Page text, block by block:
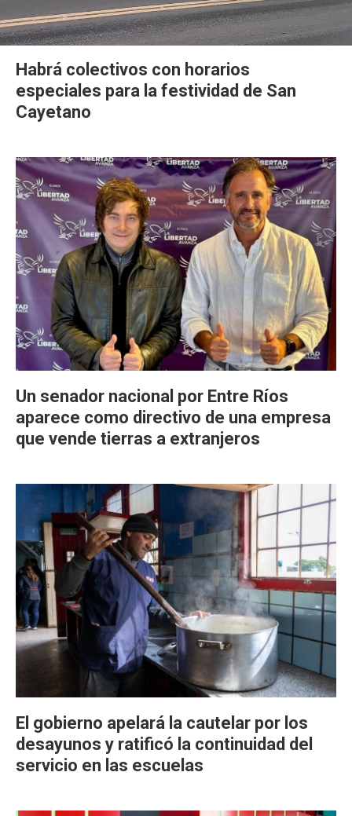
Habrá colectivos con horarios
especiales para la festividad de San
Cayetano
Un senador nacional por Entre Ríos
aparece como directivo de una empresa
que vende tierras a extranjeros
El gobierno apelará la cautelar por los
desayunos y ratificó la continuidad del
servicio en las escuelas